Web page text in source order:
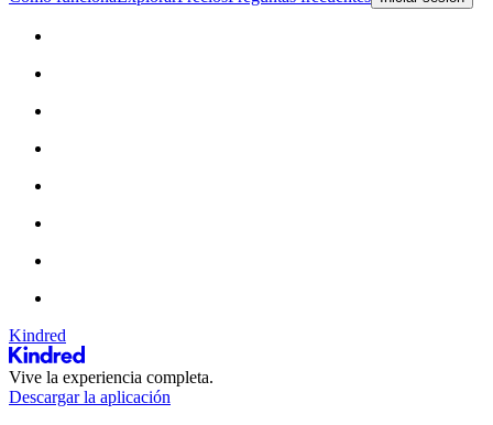
Kindred
Vive la experiencia completa.
Descargar la aplicación